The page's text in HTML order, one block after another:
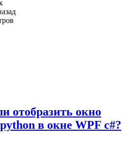
отобразить окно
в окне WPF c#?